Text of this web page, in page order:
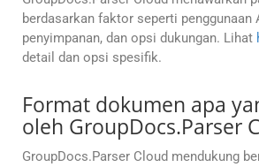
berdasarkan faktor seperti penggunaan
penyimpanan, dan opsi dukungan. Lihat
detail dan opsi spesifik.
Format dokumen apa
oleh GroupDocs.Parser
GroupDocs.Parser Cloud mendukung